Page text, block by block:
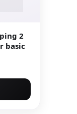
2
basic